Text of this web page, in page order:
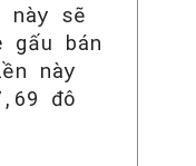
này sẽ
bán
này
đô